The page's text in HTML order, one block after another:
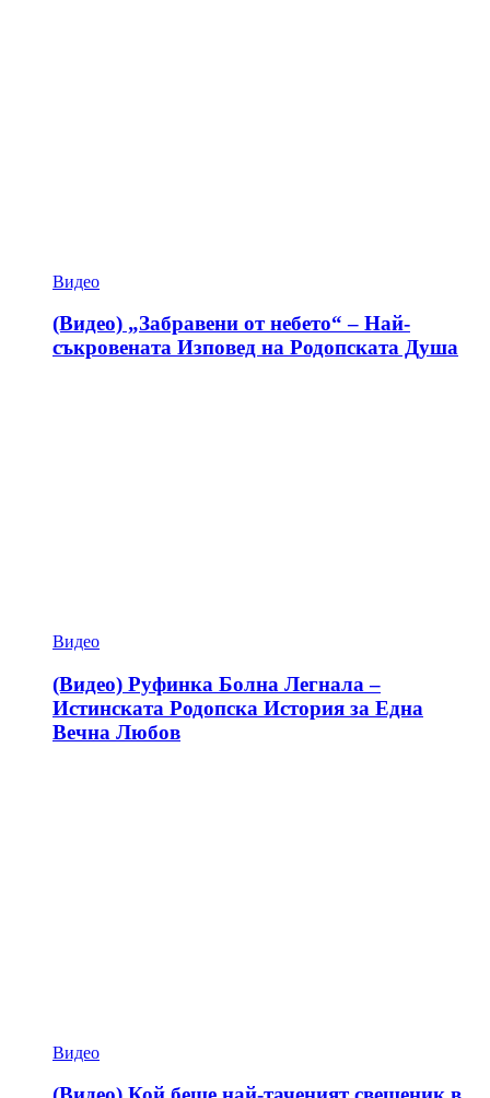
Видео
(Видео) „Забравени от небето“ – Най-
съкровената Изповед на Родопската Душа
Видео
(Видео) Руфинка Болна Легнала –
Истинската Родопска История за Една
Вечна Любов
Видео